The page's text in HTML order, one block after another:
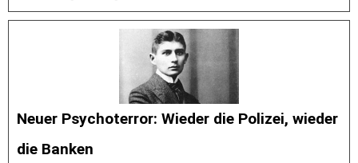
Neuer Psychoterror: Wieder die Polizei, wieder
die Banken